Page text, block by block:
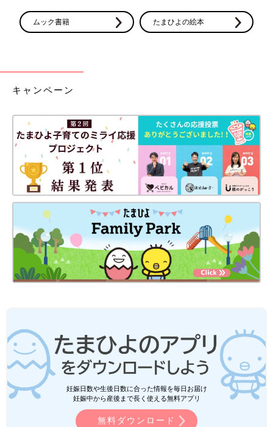
ムック書籍 たまひよの絵本
キャンペーン
妊娠日数や生後日数に合った情報を毎日お届け
妊娠中から産後まで長く使える無料アプリ
無料ダウンロード